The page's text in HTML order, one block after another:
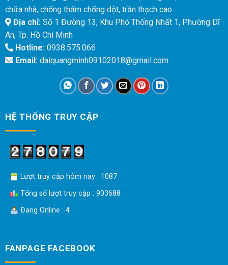
chữa nhà, chống thấm chống dột, trần thạch cao ...
Địa chỉ:Số 1 Đường 13, Khu Phó Thống Nhất 1, Phường Dĩ
An, Tp. Hồ Chí Minh
Hotline:0938.575.066
Email:daiquangminh09102018@gmail.com
HỆ THỐNG TRUY CẬP
Lượt truy cập hôm nay : 1087
Tổng số lượt truy cập : 903688
Đang Online : 4
FANPAGE FACEBOOK